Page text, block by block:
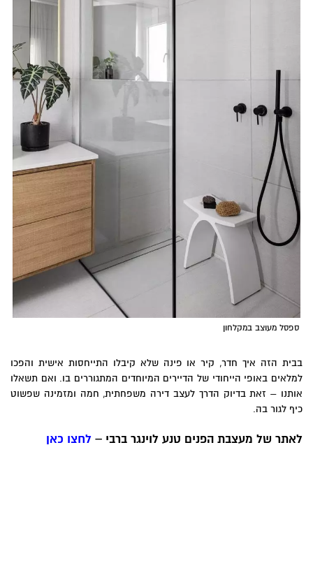
ספסל מעוצב במקלחון
בבית הזה איך חדר, קיר או פינה שלא קיבלו התייחסות אישית והפכו
למלאים באופי הייחודי של הדיירים המיוחדים המתגוררים בו. ואם תשאלו
אותנו – זאת בדיוק הדרך לעצב דירה משפחתית, חמה ומזמינה שפשוט
כיף לגור בה.
לאתר של מעצבת הפנים טנע לוינגר ברבי – לחצו כאן